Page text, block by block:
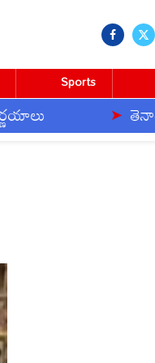
Sports
తెనాలిలో